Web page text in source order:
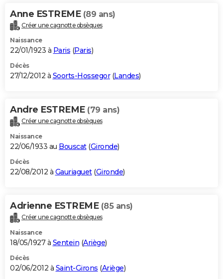
Anne ESTREME (89 ans)
Créer une cagnotte obsèques
Naissance
22/01/1923 à Paris (Paris)
Décès
27/12/2012 à Soorts-Hossegor(Landes)
Andre ESTREME (79 ans)
Créer une cagnotte obsèques
Naissance
22/06/1933 au Bouscat(Gironde)
Décès
22/08/2012 à Gauriaguet(Gironde)
Adrienne ESTREME (85 ans)
Créer une cagnotte obsèques
Naissance
18/05/1927 à Sentein (Ariège)
Décès
02/06/2012 à Saint-Girons (Ariège)